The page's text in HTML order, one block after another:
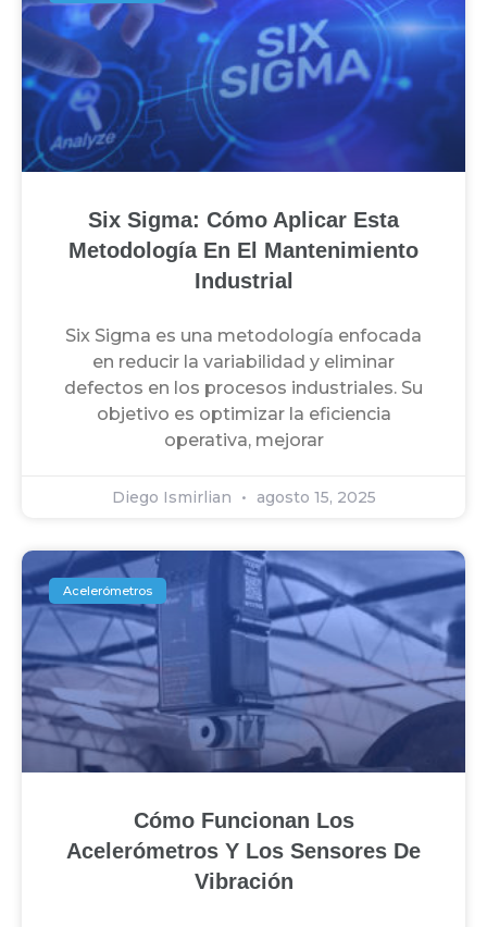
Six Sigma: Cómo Aplicar Esta
Metodología En El Mantenimiento
Industrial
Six Sigma es una metodología enfocada
en reducir la variabilidad y eliminar
defectos en los procesos industriales. Su
objetivo es optimizar la eficiencia
operativa, mejorar
Diego Ismirlian agosto 15, 2025
Acelerómetros
Cómo Funcionan Los
Acelerómetros Y Los Sensores De
Vibración